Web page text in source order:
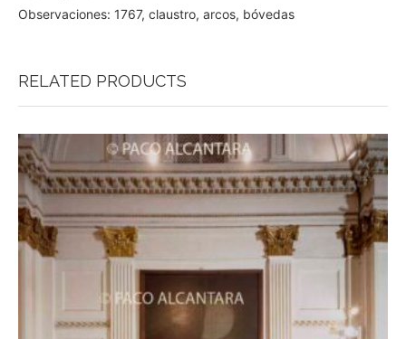
Observaciones: 1767, claustro, arcos, bóvedas
RELATED PRODUCTS